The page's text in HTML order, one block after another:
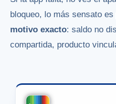
bloqueo, lo más sensato es
motivo exacto: saldo no
compartida, producto